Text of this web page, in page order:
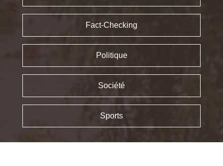
Fact-Checking
Politique
Société
Sports